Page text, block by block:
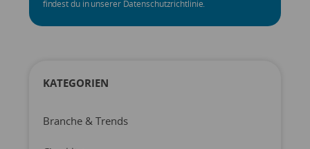
findest du in unserer Datenschutzrichtlinie.
KATEGORIEN
Branche & Trends